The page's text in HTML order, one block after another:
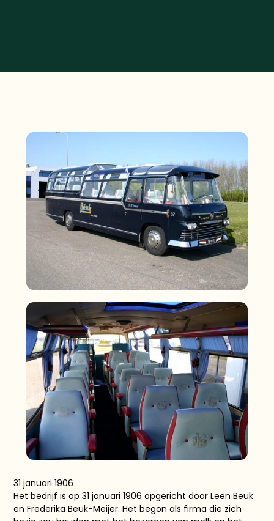
31 januari 1906
Het bedrijf is op 31 januari 1906 opgericht door Leen Beuk
en Frederika Beuk-Meijer. Het begon als firma die zich